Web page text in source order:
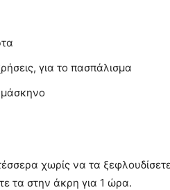
για το πασπάλισμα
χωρίς να τα
τα στην άκρη για 1 ώρα.